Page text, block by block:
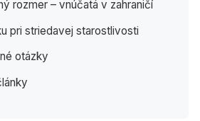
rozmer – vnúčatá v zahraničí
pri striedavej starostlivosti
otázky